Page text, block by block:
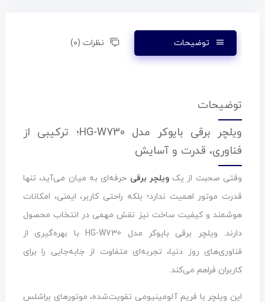
توضیحات نظرات (۰)
توضیحات
ویلچر برقی بایوکر مدل HG-W730؛ ترکیبی از
فناوری، قدرت و آسایش
وقتی صحبت از یکویلچر برقی حرفه‌ای به میان می‌آید، تنها
قدرت موتور اهمیت ندارد؛ بلکه راحتی کاربر، ایمنی، امکانات
هوشمند و کیفیت ساخت نیز نقش مهمی در انتخاب محصول
دارند. ویلچر برقی بایوکر مدل HG-W730 با بهره‌گیری از
فناوری‌های روز دنیا، تجربه‌ای متفاوت از جابه‌جایی را برای
کاربران فراهم می‌کند.
این ویلچر با فریم آلومینیومی تقویت‌شده، موتورهای براشلس